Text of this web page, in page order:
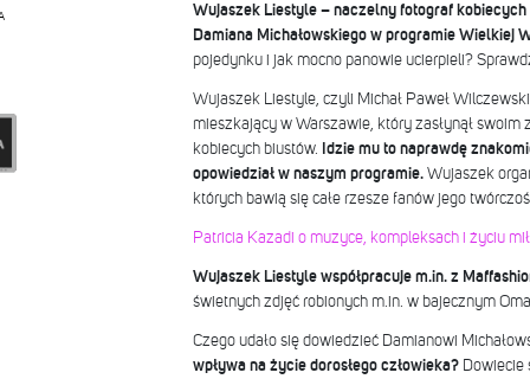
Wujaszek Liestyle – naczelny fotograf kobiecych
Damiana Michałowskiego w programie Wielkiej
pojedynku i jak mocno panowie ucierpieli?
Wujaszek Liestyle, czyli Michał Paweł
mieszkający w Warszawie, który zasłynął
kobiecych biustów. Idzie mu to naprawdę
opowiedział w naszym programie. Wujaszek
których bawią się całe rzesze fanów jego
Patricia Kazadi o muzyce, kompleksach i życiu
Wujaszek Liestyle współpracuje m.in. z
świetnych zdjęć robionych m.in. w bajecznym
Czego udało się dowiedzieć Damianowi
wpływa na życie dorosłego człowieka?Dowiecie